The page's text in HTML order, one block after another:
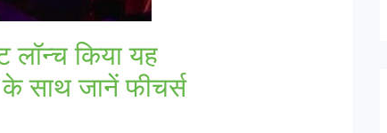
लॉन्च किया यह
साथ जानें फीचर्स